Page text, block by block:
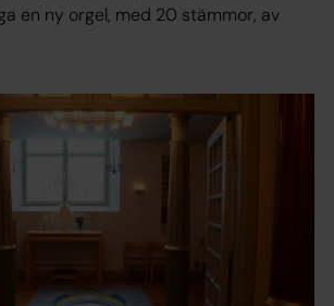
en ny orgel, med 20 stämmor, av